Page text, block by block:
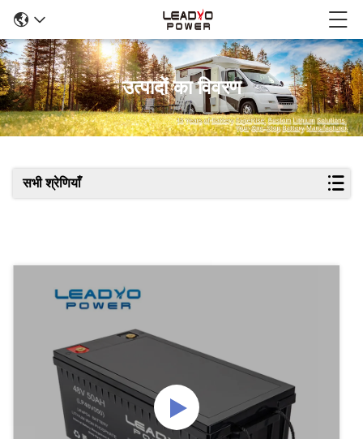
उत्पादों का विवरण
सभी श्रेणियाँ